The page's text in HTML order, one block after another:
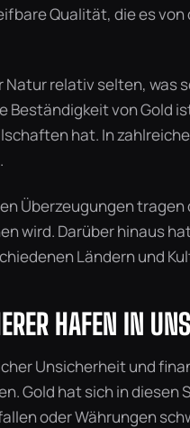
Qualität, die es
Natur relativ selten, was
Beständigkeit von Gold
hat. In
Überzeugungen tragen
wird. Darüber hinaus
Ländern und
HAFEN IN
Unsicherheit und
Gold hat sich in
oder Währungen